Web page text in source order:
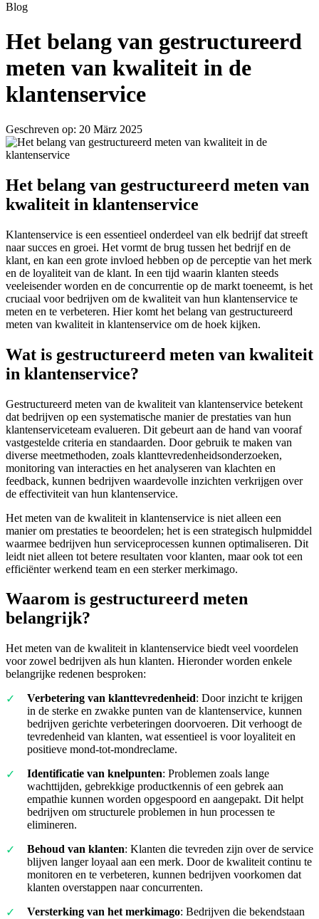
Blog
Het belang van gestructureerd
meten van kwaliteit in de
klantenservice
Geschreven op: 20 März 2025
Het belang van gestructureerd meten van
kwaliteit in klantenservice
Klantenservice is een essentieel onderdeel van elk bedrijf dat streeft
naar succes en groei. Het vormt de brug tussen het bedrijf en de
klant, en kan een grote invloed hebben op de perceptie van het merk
en de loyaliteit van de klant. In een tijd waarin klanten steeds
veeleisender worden en de concurrentie op de markt toeneemt, is het
cruciaal voor bedrijven om de kwaliteit van hun klantenservice te
meten en te verbeteren. Hier komt het belang van gestructureerd
meten van kwaliteit in klantenservice om de hoek kijken.
Wat is gestructureerd meten van kwaliteit
in klantenservice?
Gestructureerd meten van de kwaliteit van klantenservice betekent
dat bedrijven op een systematische manier de prestaties van hun
klantenserviceteam evalueren. Dit gebeurt aan de hand van vooraf
vastgestelde criteria en standaarden. Door gebruik te maken van
diverse meetmethoden, zoals klanttevredenheidsonderzoeken,
monitoring van interacties en het analyseren van klachten en
feedback, kunnen bedrijven waardevolle inzichten verkrijgen over
de effectiviteit van hun klantenservice.
Het meten van de kwaliteit in klantenservice is niet alleen een
manier om prestaties te beoordelen; het is een strategisch hulpmiddel
waarmee bedrijven hun serviceprocessen kunnen optimaliseren. Dit
leidt niet alleen tot betere resultaten voor klanten, maar ook tot een
efficiënter werkend team en een sterker merkimago.
Waarom is gestructureerd meten
belangrijk?
Het meten van de kwaliteit in klantenservice biedt veel voordelen
voor zowel bedrijven als hun klanten. Hieronder worden enkele
belangrijke redenen besproken:
Verbetering van klanttevredenheid: Door inzicht te krijgen
in de sterke en zwakke punten van de klantenservice, kunnen
bedrijven gerichte verbeteringen doorvoeren. Dit verhoogt de
tevredenheid van klanten, wat essentieel is voor loyaliteit en
positieve mond-tot-mondreclame.
Identificatie van knelpunten: Problemen zoals lange
wachttijden, gebrekkige productkennis of een gebrek aan
empathie kunnen worden opgespoord en aangepakt. Dit helpt
bedrijven om structurele problemen in hun processen te
elimineren.
Behoud van klanten: Klanten die tevreden zijn over de service
blijven langer loyaal aan een merk. Door de kwaliteit continu te
monitoren en te verbeteren, kunnen bedrijven voorkomen dat
klanten overstappen naar concurrenten.
Versterking van het merkimago: Bedrijven die bekendstaan